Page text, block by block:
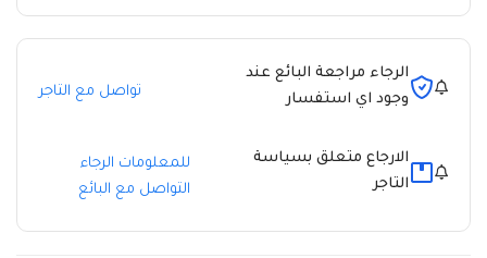
الرجاء مراجعة البائع عند
وجود اي استفسار
تواصل مع التاجر
الارجاع متعلق بسياسة
التاجر
للمعلومات الرجاء
التواصل مع البائع